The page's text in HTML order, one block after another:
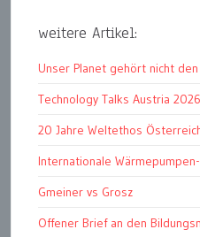
weitere Artikel:
Unser Planet gehört nicht
Technology Talks Austria 2026
20 Jahre Weltethos
Internationale
Gmeiner vs Grosz
Offener Brief an den